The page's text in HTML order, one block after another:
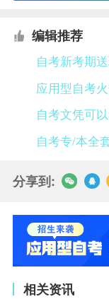
编辑推荐
自考新考期
应用型自考
自考文凭可
自考专/本全
分享到:
相关资讯